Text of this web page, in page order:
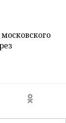
московского